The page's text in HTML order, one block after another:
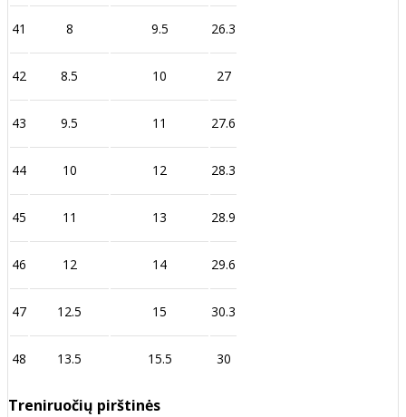
41 8 9.5 26.3
42 8.5 10 27
43 9.5 11 27.6
44 10 12 28.3
45 11 13 28.9
46 12 14 29.6
47 12.5 15 30.3
48 13.5 15.5 30
Treniruočių pirštinės